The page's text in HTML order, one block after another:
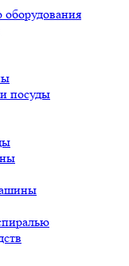
оборудования
посуды